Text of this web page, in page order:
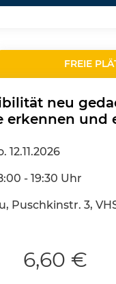
FREIE
neu
erkennen und
12.11.2026
- 19:30 Uhr
Puschkinstr. 3,
6,60 €